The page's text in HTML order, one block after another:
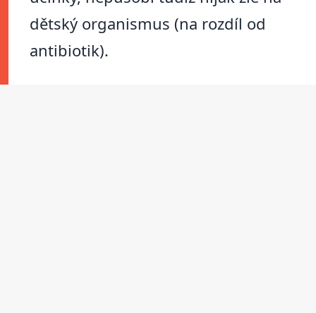
dětský organismus (na rozdíl od
antibiotik).